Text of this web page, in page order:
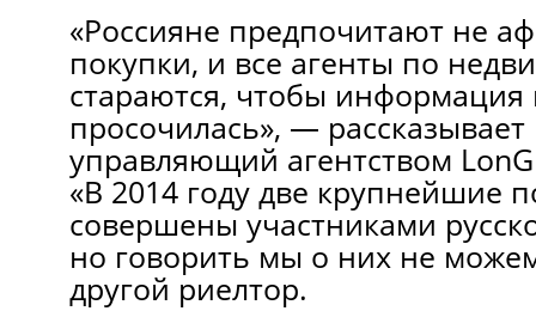
«Россияне предпочитают не
покупки, и все агенты по
стараются, чтобы информация
просочилась», —
управляющий агентством
«В 2014 году две крупнейшие
совершены участниками
но говорить мы о них не
другой риелтор.